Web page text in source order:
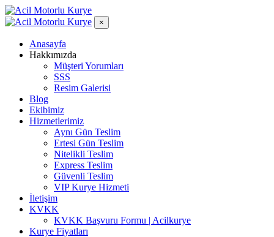
×
Anasayfa
Hakkımızda
Müşteri Yorumları
SSS
Resim Galerisi
Blog
Ekibimiz
Hizmetlerimiz
Aynı Gün Teslim
Ertesi Gün Teslim
Nitelikli Teslim
Express Teslim
Güvenli Teslim
VIP Kurye Hizmeti
İletişim
KVKK
KVKK Başvuru Formu | Acilkurye
Kurye Fiyatları